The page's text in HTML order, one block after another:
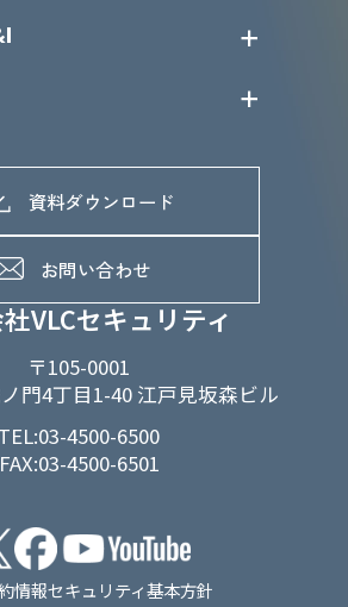
VLCセキュリティ
〒105-0001
門4丁目1-40 江戸見坂森ビル
TEL:03-4500-6500
FAX:03-4500-6501
ー
質問
マテリアリティ
制
み
覧
ンタビュー
資料ダウンロード
お問い合わせ
情報セキュリティ基本方針